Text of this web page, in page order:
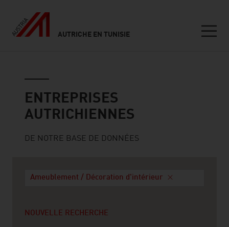
AUTRICHE EN TUNISIE
ENTREPRISES
AUTRICHIENNES
DE NOTRE BASE DE DONNÉES
Ameublement / Décoration d'intérieur
NOUVELLE RECHERCHE